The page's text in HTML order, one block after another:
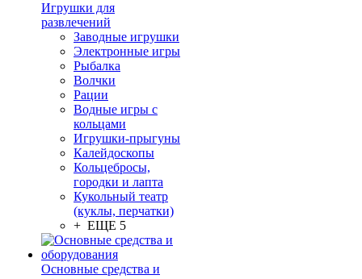
Игрушки для
развлечений
Заводные игрушки
Электронные игры
Рыбалка
Волчки
Рации
Водные игры с
кольцами
Игрушки-прыгуны
Калейдоскопы
Кольцебросы,
городки и лапта
Кукольный театр
(куклы, перчатки)
+ ЕЩЕ 5
Основные средства и